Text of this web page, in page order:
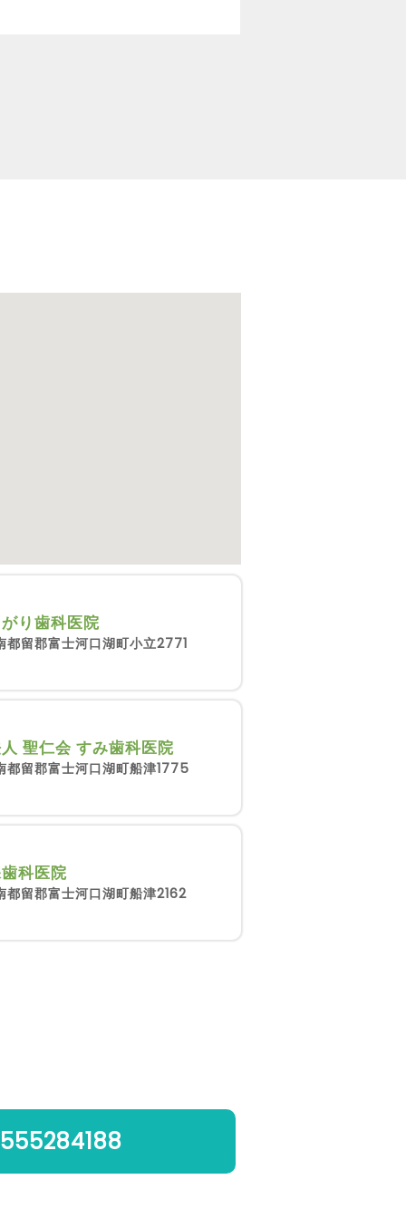
り歯科医院
都留郡富士河口湖町小立2771
聖仁会 すみ歯科医院
都留郡富士河口湖町船津1775
科医院
都留郡富士河口湖町船津2162